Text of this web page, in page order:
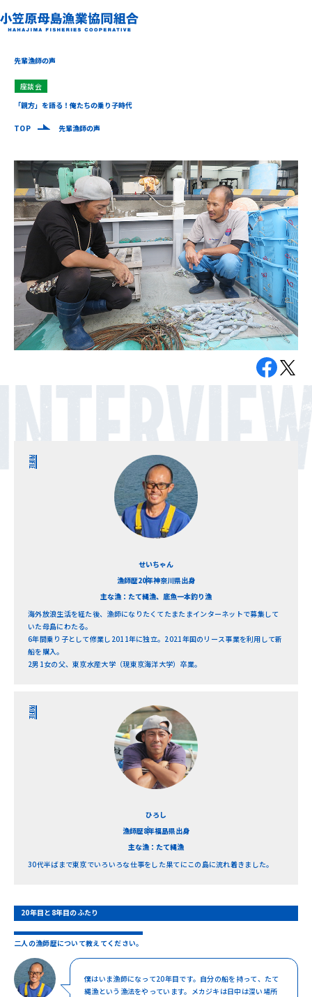
先輩漁師の声
座談会
「親方」を語る！俺たちの乗り子時代
TOP 先輩漁師の声
PROFILE
せいちゃん
漁師歴20年神奈川県出身
主な漁：たて縄漁、底魚一本釣り漁
海外放浪生活を経た後、漁師になりたくてたまたまインターネットで募集して
いた母島にわたる。
6年間乗り子として修業し2011年に独立。2021年国のリース事業を利用して新
船を購入。
2男1女の父、東京水産大学（現東京海洋大学）卒業。
PROFILE
ひろし
漁師歴8年福島県出身
主な漁：たて縄漁
30代半ばまで東京でいろいろな仕事をした果てにこの島に流れ着きました。
20年目と8年目のふたり
二人の漁師歴について教えてください。
僕はいま漁師になって20年目です。自分の船を持って、たて
縄漁という漁法をやっています。メカジキは日中は深い場所